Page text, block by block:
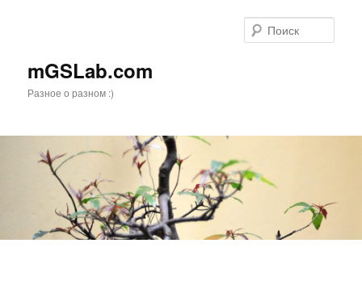
mGSLab.com
Разное о разном :)